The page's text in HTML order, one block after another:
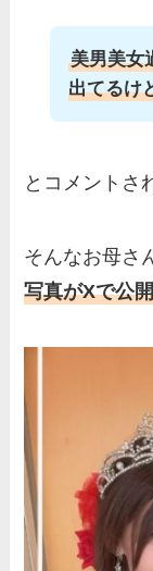
美男美女
出てるけ
とコメントさ
そんなお母さ
写真がXで公